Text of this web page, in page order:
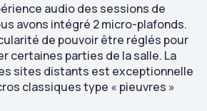
audio des sessions de
avons intégré 2 micro-plafonds.
de pouvoir être réglés pour
certaines parties de la salle. La
sites distants est exceptionnelle
classiques type « pieuvres »